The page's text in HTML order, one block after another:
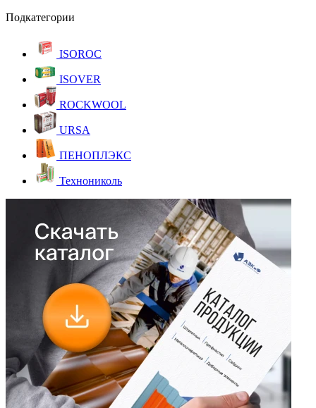
Подкатегории
ISOROC
ISOVER
ROCKWOOL
URSA
ПЕНОПЛЭКС
Технониколь